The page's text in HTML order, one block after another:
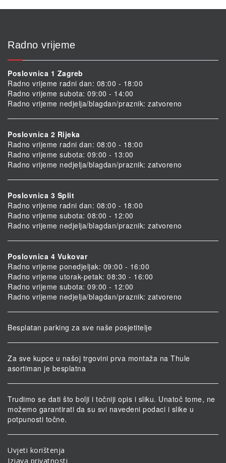
Radno vrijeme
Poslovnica 1 Zagreb
Radno vrijeme radni dan: 08:00 - 18:00
Radno vrijeme subota: 09:00 - 14:00
Radno vrijeme nedjelja/blagdan/praznik: zatvoreno
Poslovnica 2 Rijeka
Radno vrijeme radni dan: 08:00 - 18:00
Radno vrijeme subota: 09:00 - 13:00
Radno vrijeme nedjelja/blagdan/praznik: zatvoreno
Poslovnica 3 Split
Radno vrijeme radni dan: 08:00 - 18:00
Radno vrijeme subota: 08:00 - 12:00
Radno vrijeme nedjelja/blagdan/praznik: zatvoreno
Poslovnica 4 Vukovar
Radno vrijeme ponedjeljak: 09:00 - 16:00
Radno vrijeme utorak-petak: 08:30 - 16:00
Radno vrijeme subota: 09:00 - 12:00
Radno vrijeme nedjelja/blagdan/praznik: zatvoreno
Besplatan parking za sve naše posjetitelje
Za sve kupce u našoj trgovini prva montaža na Thule
asortiman je besplatna
Trudimo se dati što bolji i točniji opis i sliku. Unatoč tome, ne
možemo garantirati da su svi navedeni podaci i slike u
potpunosti točne.
Uvjeti korištenja
Izjava privatnosti